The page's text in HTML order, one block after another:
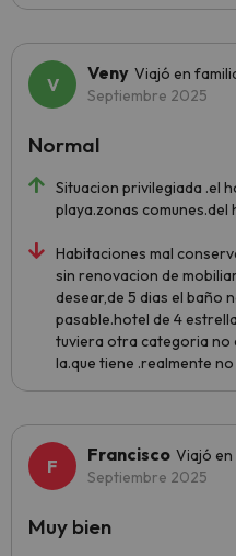
Veny Viajó en
Septiembre 2025
Situacion privilegiada .el
playa.zonas comunes.del
Habitaciones mal
sin renovacion de
desear,de 5 dias el baño
pasable.hotel de 4
tuviera otra categoria no
la.que tiene .realmente
Normal
Francisco Viajó
Septiembre 2025
Muy bien